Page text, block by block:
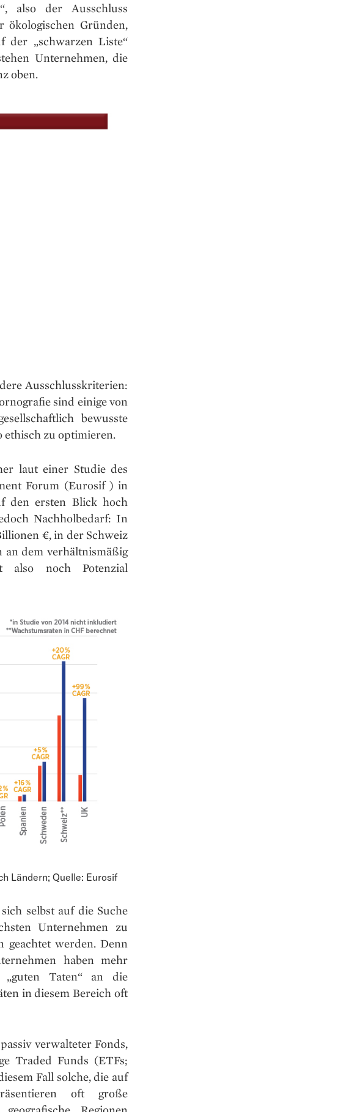
also der Ausschluss
Gründen,
der „schwarzen Liste“
Unternehmen, die
oben.
Ausschlusskriterien:
sind einige von
bewusste
ethisch zu optimieren.
laut einer Studie des
Forum (Eurosif ) in
den ersten Blick hoch
Nachholbedarf: In
€, in der Schweiz
an dem verhältnismäßig
also noch Potenzial
Ländern; Quelle: Eurosif
selbst auf die Suche
Unternehmen zu
geachtet werden. Denn
haben mehr
Taten“ an die
in diesem Bereich oft
verwalteter Fonds,
Traded Funds (ETFs;
Fall solche, die auf
oft große